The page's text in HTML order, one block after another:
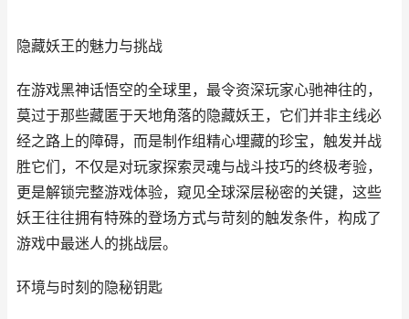
隐藏妖王的魅力与挑战
在游戏黑神话悟空的全球里，最令资深玩家心驰神往的，
莫过于那些藏匿于天地角落的隐藏妖王，它们并非主线必
经之路上的障碍，而是制作组精心埋藏的珍宝，触发并战
胜它们，不仅是对玩家探索灵魂与战斗技巧的终极考验，
更是解锁完整游戏体验，窥见全球深层秘密的关键，这些
妖王往往拥有特殊的登场方式与苛刻的触发条件，构成了
游戏中最迷人的挑战层。
环境与时刻的隐秘钥匙